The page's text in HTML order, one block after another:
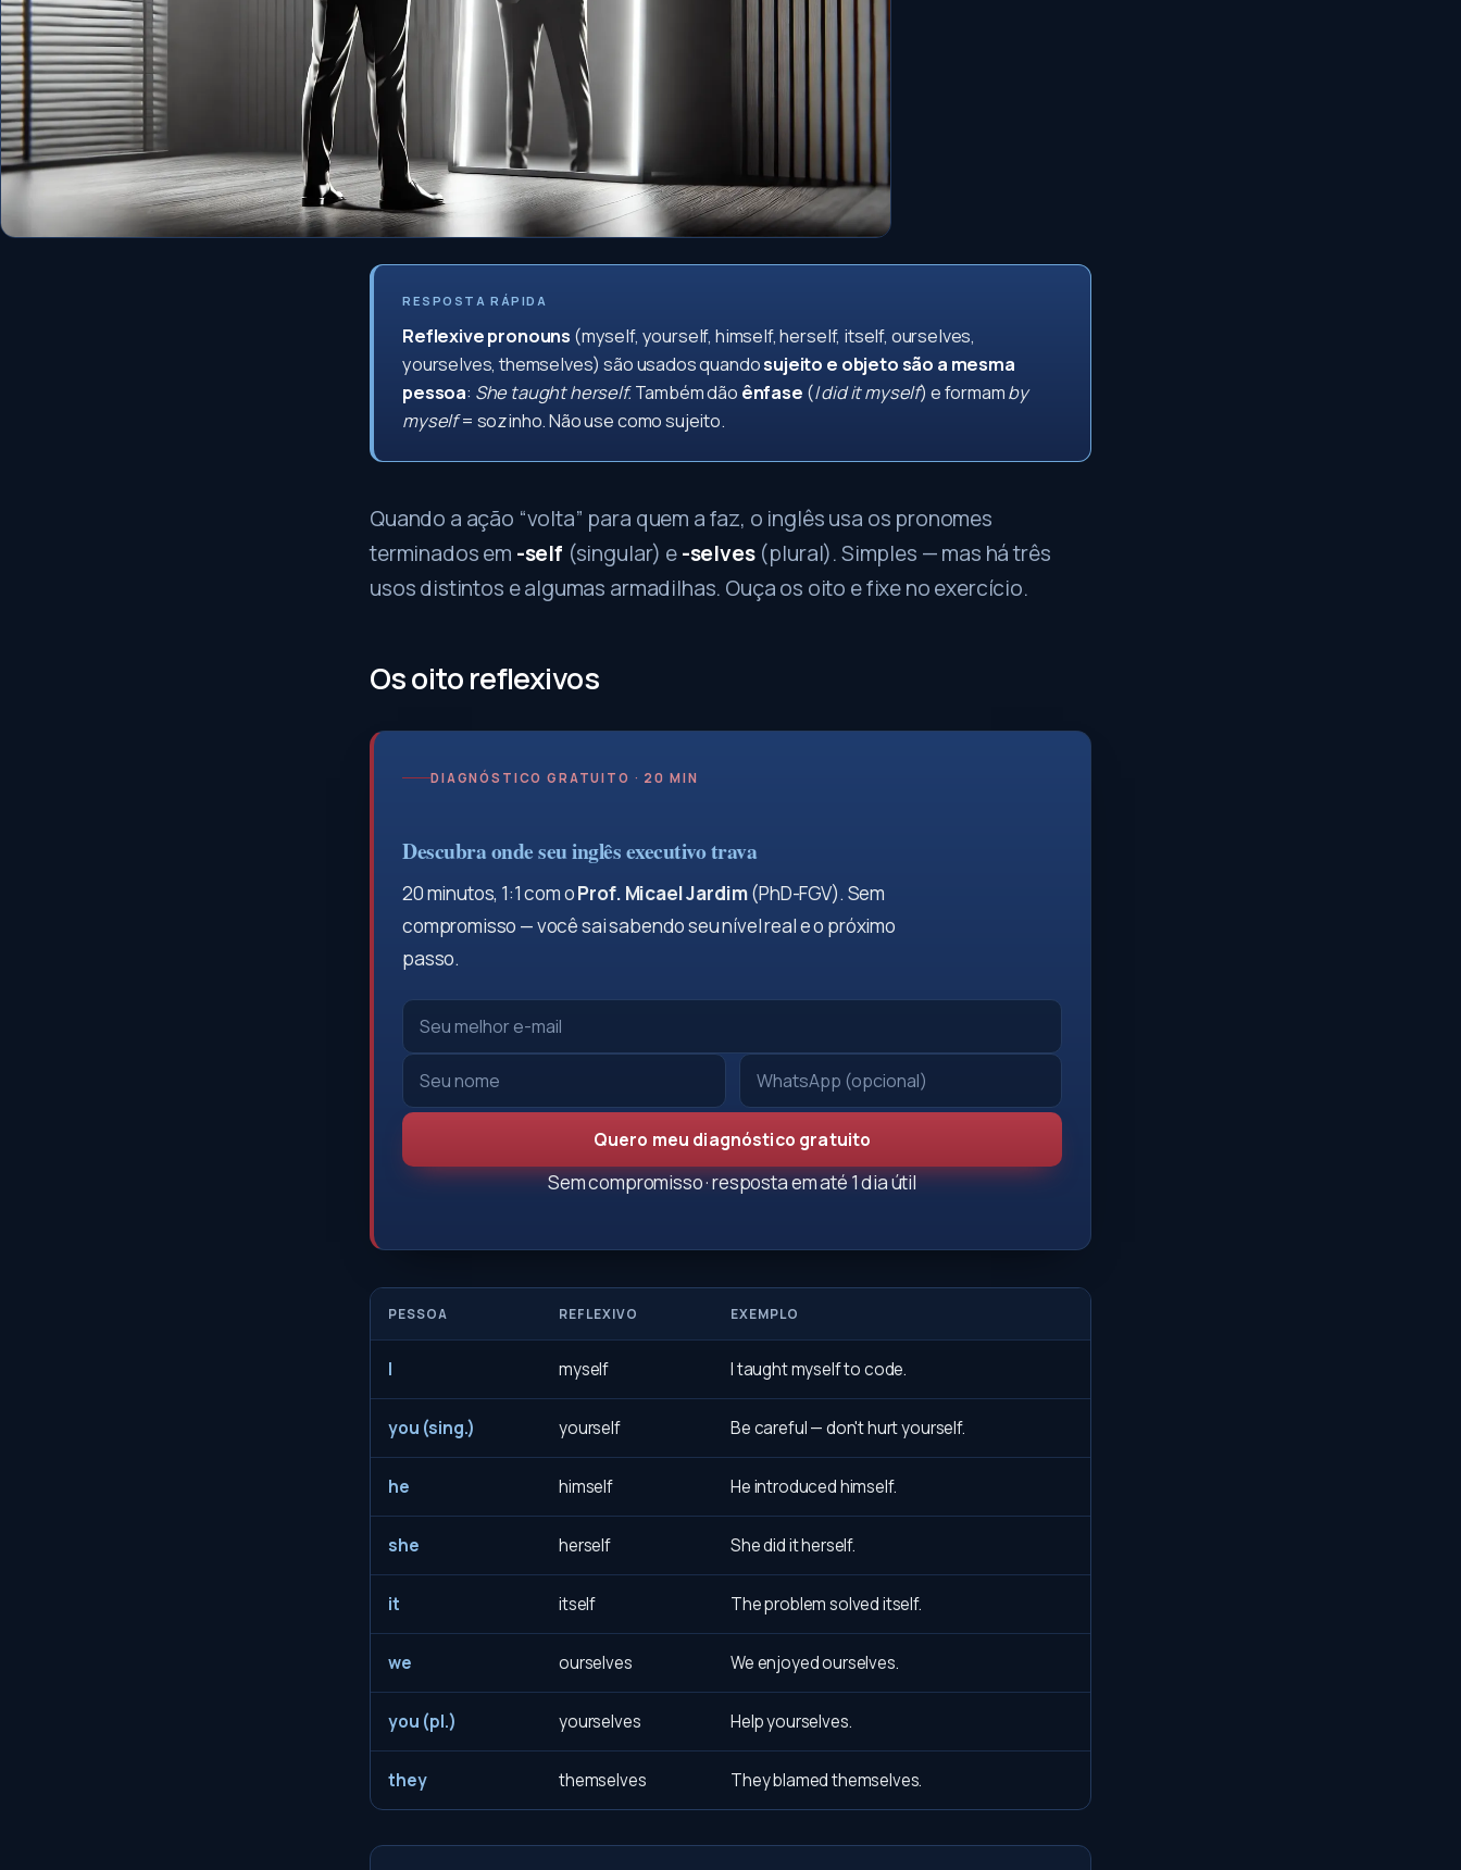
RESPOSTA RÁPIDA
Reflexive pronouns (myself, yourself, himself, herself, itself, ourselves,
yourselves, themselves) são usados quandosujeito e objeto são a mesma
pessoa: She taught herself.Também dão ênfase (I did it myself) e formamby
myself= sozinho. Não use como sujeito.
Quando a ação “volta” para quem a faz, o inglês usa os pronomes
terminados em -self (singular) e-selves(plural). Simples — mas há três
usos distintos e algumas armadilhas. Ouça os oito e fixe no exercício.
Os oito reflexivos
DIAGNÓSTICO GRATUITO · 20 MIN
Descubra onde seu inglês executivo trava
20 minutos, 1:1 com oProf. Micael Jardim(PhD-FGV). Sem
compromisso — você sai sabendo seu nível real e o próximo
passo.
Quero meu diagnóstico gratuito
Sem compromisso · resposta em até 1 dia útil
PESSOA REFLEXIVO EXEMPLO
I myself I taught myself to code.
you (sing.) yourself Be careful — don't hurt yourself.
he himself He introduced himself.
she herself She did it herself.
it itself The problem solved itself.
we ourselves We enjoyed ourselves.
you (pl.) yourselves Help yourselves.
they themselves They blamed themselves.